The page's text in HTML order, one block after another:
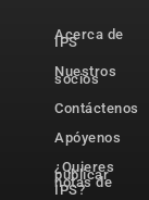
Acerca de
IPS
Nuestros
socios
Contáctenos
Apóyenos
¿Quieres
publicar
notas de
IPS?